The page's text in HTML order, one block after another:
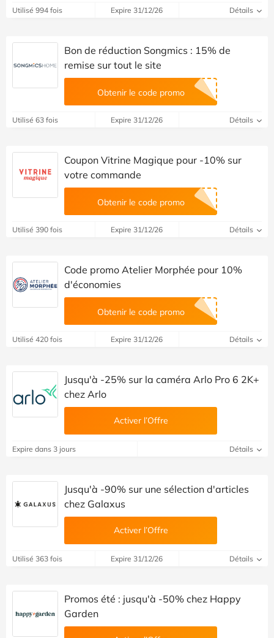
Utilisé 994 fois Expire 31/12/26 Détails
Bon de réduction Songmics : 15% de
remise sur tout le site
Obtenir le code promo
Utilisé 63 fois Expire 31/12/26 Détails
Coupon Vitrine Magique pour -10% sur
votre commande
Obtenir le code promo
Utilisé 390 fois Expire 31/12/26 Détails
Code promo Atelier Morphée pour 10%
d'économies
Obtenir le code promo
Utilisé 420 fois Expire 31/12/26 Détails
Jusqu'à -25% sur la caméra Arlo Pro 6 2K+
chez Arlo
Activer l’Offre
Expire dans 3 jours Détails
Jusqu'à -90% sur une sélection d'articles
chez Galaxus
Activer l’Offre
Utilisé 363 fois Expire 31/12/26 Détails
Promos été : jusqu'à -50% chez Happy
Garden